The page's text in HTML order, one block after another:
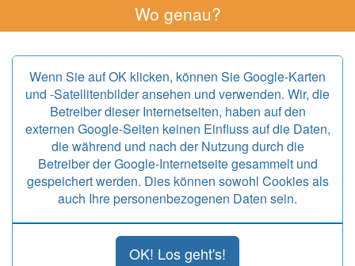
Wo genau?
Wenn Sie auf OK klicken, können Sie Google-Karten
und -Satellitenbilder ansehen und verwenden. Wir, die
Betreiber dieser Internetseiten, haben auf den
externen Google-Seiten keinen Einfluss auf die Daten,
die während und nach der Nutzung durch die
Betreiber der Google-Internetseite gesammelt und
gespeichert werden. Dies können sowohl Cookies als
auch Ihre personenbezogenen Daten sein.
OK! Los geht's!